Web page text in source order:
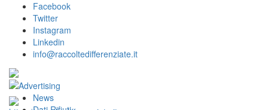
Facebook
Twitter
Instagram
Linkedin
info@raccoltedifferenziate.it
News